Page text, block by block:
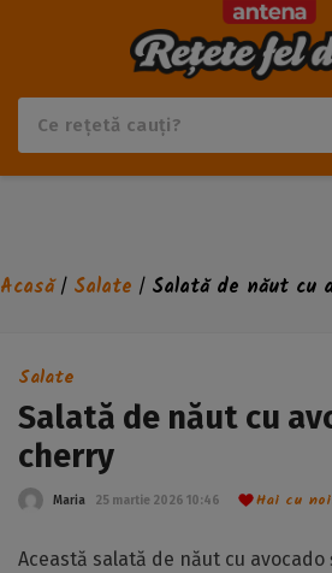
Acasă/ Salate / Salată de năut cu
Salate
Salată de năut cu
cherry
Maria 25 martie 2026 10:46 Hai cu
Această salată de năut cu